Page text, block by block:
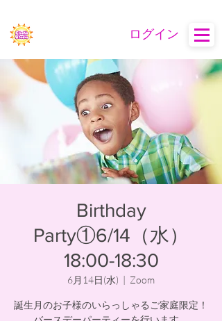
ログイン
Birthday
Party①6/14（水）
18:00-18:30
6月14日(水)
  |
Zoom
誕生月のお子様のいらっしゃるご家庭限定！